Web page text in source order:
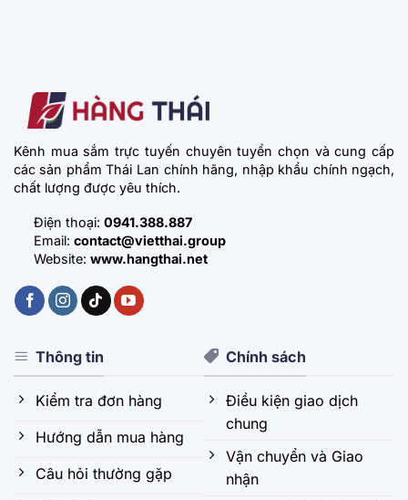
Kênh mua sắm trực tuyến chuyên tuyển chọn và cung cấp
các sản phẩm Thái Lan chính hãng, nhập khẩu chính ngạch,
chất lượng được yêu thích.
Điện thoại: 0941.388.887
Email: contact@vietthai.group
Website: www.hangthai.net
Thông tin
Kiểm tra đơn hàng
Hướng dẫn mua hàng
Câu hỏi thường gặp
Chính sách
Điều kiện giao dịch
chung
Vận chuyển và Giao
nhận